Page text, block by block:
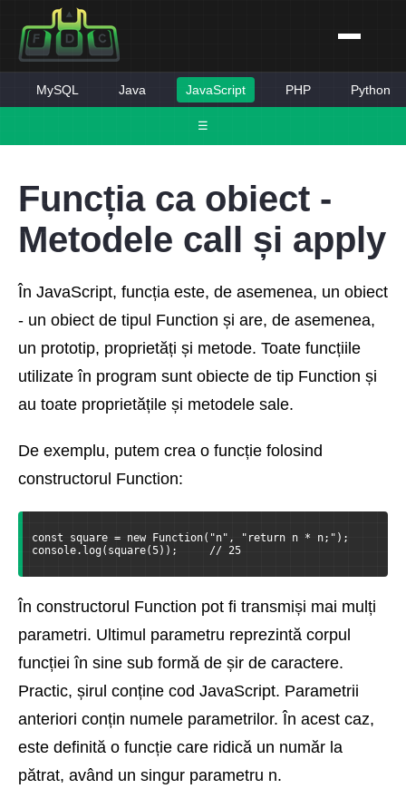
☰
MySQL Java JavaScript PHP Python
Funcția ca obiect -
Metodele call și apply
În JavaScript, funcția este, de asemenea, un obiect
- un obiect de tipul Function și are, de asemenea,
un prototip, proprietăți și metode. Toate funcțiile
utilizate în program sunt obiecte de tip Function și
au toate proprietățile și metodele sale.
De exemplu, putem crea o funcție folosind
constructorul Function:
const square = new Function("n", "return n * n;");
console.log(square(5));     // 25
În constructorul Function pot fi transmiși mai mulți
parametri. Ultimul parametru reprezintă corpul
funcției în sine sub formă de șir de caractere.
Practic, șirul conține cod JavaScript. Parametrii
anteriori conțin numele parametrilor. În acest caz,
este definită o funcție care ridică un număr la
pătrat, având un singur parametru n.